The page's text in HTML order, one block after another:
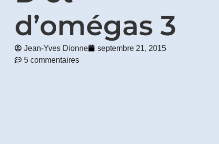
d’omégas 3
Jean-Yves Dionne
septembre 21, 2015
5 commentaires
désabonner
en
tout
temps